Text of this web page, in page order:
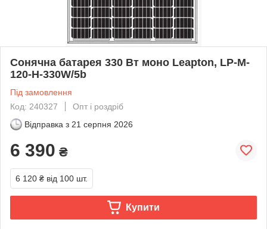
Сонячна батарея 330 Вт моно Leapton, LP-M-
120-H-330W/5b
Під замовлення
Код: 240327
Опт і роздріб
Відправка з 21 серпня 2026
6 390 ₴
6 120 ₴ від 100 шт.
Купити